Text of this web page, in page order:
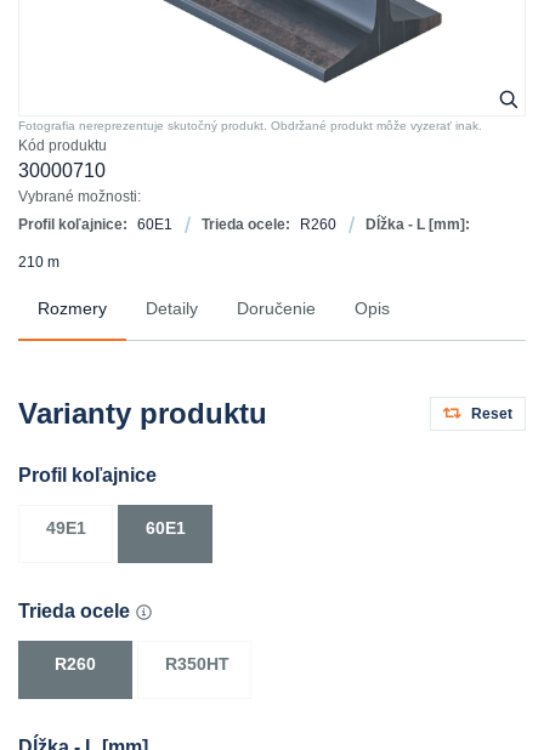
Kód produktu
30000710
Vybrané možnosti:
Profil koľajnice:
60E1 Trieda ocele: R260 Dĺžka - L [mm]:
210 m
Fotografia nereprezentuje skutočný produkt. Obdržané produkt môže vyzerať inak.
Rozmery Detaily Doručenie Opis
Varianty produktu Reset
Profil koľajnice
49E1 60E1
Trieda ocele
R260 R350HT